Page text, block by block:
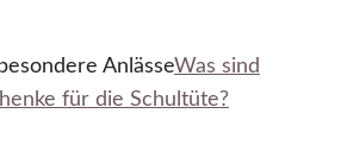
AnlässeWas sind
für die Schultüte?